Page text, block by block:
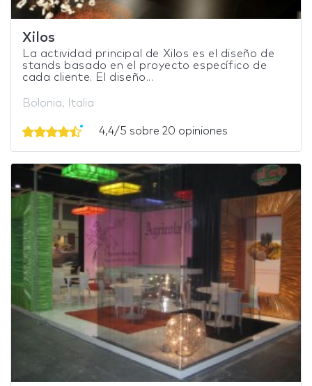
Xilos
La actividad principal de Xilos es el diseño de
stands basado en el proyecto específico de
cada cliente. El diseño...
Bolonia, Italia
4,4/5 sobre 20 opiniones